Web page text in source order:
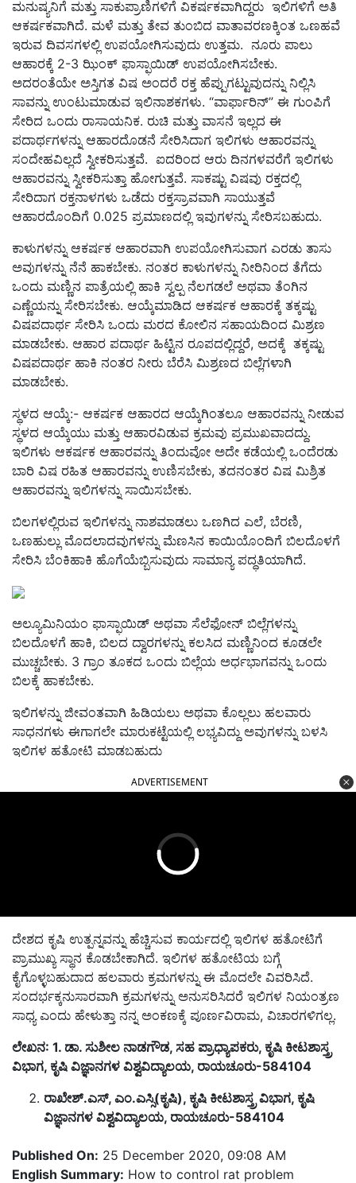
ಮನುಷ್ಯನಿಗೆ ಮತ್ತು ಸಾಕುಪ್ರಾಣಿಗಳಿಗೆ ವಿಕರ್ಷಕವಾಗಿದ್ದರು ಇಲಿಗಳಿಗೆ ಅತಿ
ಆಕರ್ಷಕವಾಗಿದೆ. ಮಳೆ ಮತ್ತು ತೇವ ತುಂಬಿದ ವಾತಾವರಣಕ್ಕಿಂತ ಒಣಹವೆ
ಇರುವ ದಿವಸಗಳಲ್ಲಿ ಉಪಯೋಗಿಸುವುದು ಉತ್ತಮ. ನೂರು ಪಾಲು
ಆಹಾರಕ್ಕೆ 2-3 ಝಿಂಕ್ ಫಾಸ್ಫಾಯಿಡ್ ಉಪಯೋಗಿಸಬೇಕು.
ಅದರಂತೆಯೇ ಅಸ್ತಿಗತ ವಿಷ ಅಂದರೆ ರಕ್ತ ಹೆಪ್ಪುಗಟ್ಟುವುದನ್ನು ನಿಲ್ಲಿಸಿ
ಸಾವನ್ನು ಉಂಟುಮಾಡುವ ಇಲಿನಾಶಕಗಳು. “ವಾರ್ಫಾರಿನ್” ಈ ಗುಂಪಿಗೆ
ಸೇರಿದ ಒಂದು ರಾಸಾಯನಿಕ. ರುಚಿ ಮತ್ತು ವಾಸನೆ ಇಲ್ಲದ ಈ
ಪದಾರ್ಥಗಳನ್ನು ಆಹಾರದೊಡನೆ ಸೇರಿಸಿದಾಗ ಇಲಿಗಳು ಆಹಾರವನ್ನು
ಸಂದೇಹವಿಲ್ಲದೆ ಸ್ವೀಕರಿಸುತ್ತವೆ. ಐದರಿಂದ ಆರು ದಿನಗಳವರೆಗೆ ಇಲಿಗಳು
ಆಹಾರವನ್ನು ಸ್ವೀಕರಿಸುತ್ತಾ ಹೋಗುತ್ತವೆ. ಸಾಕಷ್ಟು ವಿಷವು ರಕ್ತದಲ್ಲಿ
ಸೇರಿದಾಗ ರಕ್ತನಾಳಗಳು ಒಡೆದು ರಕ್ತಸ್ರಾವವಾಗಿ ಸಾಯುತ್ತವೆ
ಆಹಾರದೊಂದಿಗೆ 0.025 ಪ್ರಮಾಣದಲ್ಲಿ ಇವುಗಳನ್ನು ಸೇರಿಸಬಹುದು.
ಕಾಳುಗಳನ್ನು ಆಕರ್ಷಕ ಆಹಾರವಾಗಿ ಉಪಯೋಗಿಸುವಾಗ ಎರಡು ತಾಸು
ಅವುಗಳನ್ನು ನೆನೆ ಹಾಕಬೇಕು. ನಂತರ ಕಾಳುಗಳನ್ನು ನೀರಿನಿಂದ ತೆಗೆದು
ಒಂದು ಮಣ್ಣಿನ ಪಾತ್ರೆಯಲ್ಲಿ ಹಾಕಿ ಸ್ವಲ್ಪ ನೆಲಗಡಲೆ ಅಥವಾ ತೆಂಗಿನ
ಎಣ್ಣೆಯನ್ನು ಸೇರಿಸಬೇಕು. ಆಯ್ಕೆಮಾಡಿದ ಆಕರ್ಷಕ ಆಹಾರಕ್ಕೆ ತಕ್ಕಷ್ಟು
ವಿಷಪದಾರ್ಥ ಸೇರಿಸಿ ಒಂದು ಮರದ ಕೋಲಿನ ಸಹಾಯದಿಂದ ಮಿಶ್ರಣ
ಮಾಡಬೇಕು. ಆಹಾರ ಪದಾರ್ಥ ಹಿಟ್ಟಿನ ರೂಪದಲ್ಲಿದ್ದರೆ, ಅದಕ್ಕೆ ತಕ್ಕಷ್ಟು
ವಿಷಪದಾರ್ಥ ಹಾಕಿ ನಂತರ ನೀರು ಬೆರೆಸಿ ಮಿಶ್ರಣದ ಬಿಲ್ಲೆಗಳಾಗಿ
ಮಾಡಬೇಕು.
ಸ್ಥಳದ ಆಯ್ಕೆ:- ಆಕರ್ಷಕ ಆಹಾರದ ಆಯ್ಕೆಗಿಂತಲೂ ಆಹಾರವನ್ನು ನೀಡುವ
ಸ್ಥಳದ ಆಯ್ಕೆಯು ಮತ್ತು ಆಹಾರವಿಡುವ ಕ್ರಮವು ಪ್ರಮುಖವಾದದ್ದು.
ಇಲಿಗಳು ಆಕರ್ಷಕ ಆಹಾರವನ್ನು ತಿಂದುವೋ ಅದೇ ಕಡೆಯಲ್ಲಿ ಒಂದೆರಡು
ಬಾರಿ ವಿಷ ರಹಿತ ಆಹಾರವನ್ನು ಉಣಿಸಬೇಕು, ತದನಂತರ ವಿಷ ಮಿಶ್ರಿತ
ಆಹಾರವನ್ನು ಇಲಿಗಳನ್ನು ಸಾಯಿಸಬೇಕು.
ಬಿಲಗಳಲ್ಲಿರುವ ಇಲಿಗಳನ್ನು ನಾಶಮಾಡಲು ಒಣಗಿದ ಎಲೆ, ಬೆರಣಿ,
ಒಣಹುಲ್ಲು ಮೊದಲಾದವುಗಳನ್ನು ಮೆಣಸಿನ ಕಾಯಿಯೊಂದಿಗೆ ಬಿಲದೊಳಗೆ
ಸೇರಿಸಿ ಬೆಂಕಿಹಾಕಿ ಹೊಗೆಯೆಬ್ಬಿಸುವುದು ಸಾಮಾನ್ಯ ಪದ್ಧತಿಯಾಗಿದೆ.
ಅಲ್ಯೂಮಿನಿಯಂ ಫಾಸ್ಫಾಯಿಡ್ ಅಥವಾ ಸೆಲೆಫೋನ್ ಬಿಲ್ಲೆಗಳನ್ನು
ಬಿಲದೊಳಗೆ ಹಾಕಿ, ಬಿಲದ ದ್ವಾರಗಳನ್ನು ಕಲಸಿದ ಮಣ್ಣಿನಿಂದ ಕೂಡಲೇ
ಮುಚ್ಚಬೇಕು. 3 ಗ್ರಾಂ ತೂಕದ ಒಂದು ಬಿಲ್ಲೆಯ ಅರ್ಧಭಾಗವನ್ನು ಒಂದು
ಬಿಲಕ್ಕೆ ಹಾಕಬೇಕು.
ಇಲಿಗಳನ್ನು ಜೀವಂತವಾಗಿ ಹಿಡಿಯಲು ಅಥವಾ ಕೊಲ್ಲಲು ಹಲವಾರು
ಸಾಧನಗಳು ಈಗಾಗಲೇ ಮಾರುಕಟ್ಟೆಯಲ್ಲಿ ಲಭ್ಯವಿದ್ದು ಅವುಗಳನ್ನು ಬಳಸಿ
ಇಲಿಗಳ ಹತೋಟಿ ಮಾಡಬಹುದು
ADVERTISEMENT
ದೇಶದ ಕೃಷಿ ಉತ್ಪನ್ನವನ್ನು ಹೆಚ್ಚಿಸುವ ಕಾರ್ಯದಲ್ಲಿ ಇಲಿಗಳ ಹತೋಟಿಗೆ
ಪ್ರಾಮುಖ್ಯ ಸ್ಥಾನ ಕೊಡಬೇಕಾಗಿದೆ. ಇಲಿಗಳ ಹತೋಟಿಯ ಬಗ್ಗೆ
ಕೈಗೊಳ್ಳಬಹುದಾದ ಹಲವಾರು ಕ್ರಮಗಳನ್ನು ಈ ಮೊದಲೇ ವಿವರಿಸಿದೆ.
ಸಂದರ್ಭಕ್ಕನುಸಾರವಾಗಿ ಕ್ರಮಗಳನ್ನು ಅನುಸರಿಸಿದರೆ ಇಲಿಗಳ ನಿಯಂತ್ರಣ
ಸಾಧ್ಯ ಎಂದು ಹೇಳುತ್ತಾ ನನ್ನ ಅಂಕಣಕ್ಕೆ ಪೂರ್ಣವಿರಾಮ, ವಿಚಾರಗಳಿಗಲ್ಲ.
ಲೇಖನ: 1. ಡಾ. ಸುಶೀಲ ನಾಡಗೌಡ, ಸಹ ಪ್ರಾಧ್ಯಾಪಕರು, ಕೃಷಿ ಕೀಟಶಾಸ್ತ್ರ
ವಿಭಾಗ, ಕೃಷಿ ವಿಜ್ಞಾನಗಳ ವಿಶ್ವವಿದ್ಯಾಲಯ, ರಾಯಚೂರು-584104
ರಾಖೇಶ್.ಎಸ್, ಎಂ.ಎಸ್ಸಿ(ಕೃಷಿ), ಕೃಷಿ ಕೀಟಶಾಸ್ತ್ರ ವಿಭಾಗ, ಕೃಷಿ
ವಿಜ್ಞಾನಗಳ ವಿಶ್ವವಿದ್ಯಾಲಯ, ರಾಯಚೂರು-584104
Published On: 25 December 2020, 09:08 AM
English Summary: How to control rat problem